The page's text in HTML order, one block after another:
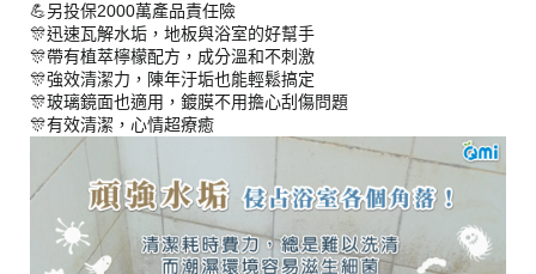
💪另投保2000萬產品責任險
🎊迅速瓦解水垢，地板與浴室的好幫手
🎊帶有植萃檸檬配方，成分溫和不刺激
🎊強效清潔力，陳年汙垢也能輕鬆搞定
🎊玻璃鏡面也適用，鍍膜不用擔心刮傷問題
🎊有效清潔，心情超療癒